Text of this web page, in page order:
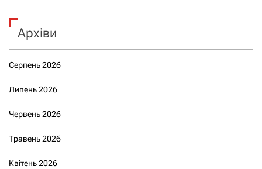
Архіви
Серпень 2026
Липень 2026
Червень 2026
Травень 2026
Квітень 2026